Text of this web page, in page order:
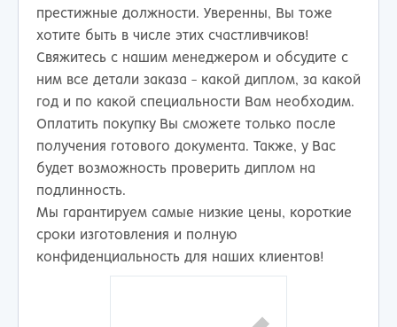
престижные должности. Уверенны, Вы тоже
хотите быть в числе этих счастливчиков!
Свяжитесь с нашим менеджером и обсудите с
ним все детали заказа - какой диплом, за какой
год и по какой специальности Вам необходим.
Оплатить покупку Вы сможете только после
получения готового документа. Также, у Вас
будет возможность проверить диплом на
подлинность.
Мы гарантируем самые низкие цены, короткие
сроки изготовления и полную
конфиденциальность для наших клиентов!